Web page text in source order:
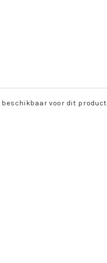
beschikbaar voor dit product